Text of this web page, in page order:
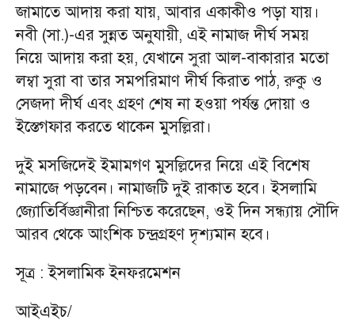
জামাতে আদায় করা যায়, আবার একাকীও পড়া যায়।
নবী (সা.)-এর সুন্নত অনুযায়ী, এই নামাজ দীর্ঘ সময়
নিয়ে আদায় করা হয়, যেখানে সুরা আল-বাকারার মতো
লম্বা সুরা বা তার সমপরিমাণ দীর্ঘ কিরাত পাঠ, রুকু ও
সেজদা দীর্ঘ এবং গ্রহণ শেষ না হওয়া পর্যন্ত দোয়া ও
ইস্তেগফার করতে থাকেন মুসল্লিরা।
দুই মসজিদেই ইমামগণ মুসল্লিদের নিয়ে এই বিশেষ
নামাজে পড়বেন। নামাজটি দুই রাকাত হবে। ইসলামি
জ্যোতির্বিজ্ঞানীরা নিশ্চিত করেছেন, ওই দিন সন্ধ্যায় সৌদি
আরব থেকে আংশিক চন্দ্রগ্রহণ দৃশ্যমান হবে।
সূত্র : ইসলামিক ইনফরমেশন
আইএইচ/